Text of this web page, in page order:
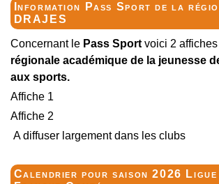
Information Pass Sport de la
DRAJES
Concernant lePass Sportvoici 2 affiches
régionale académique de la jeunesse
aux sports.
Affiche 1
Affiche 2
A diffuser largement dans les clubs
Calendrier pour saison 2026